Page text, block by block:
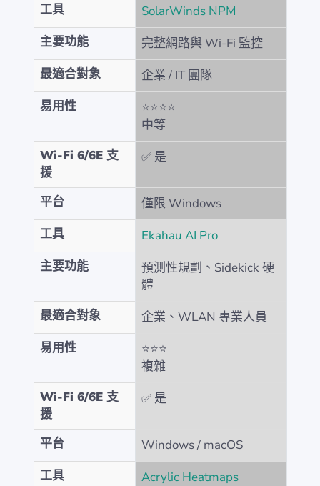
工具
SolarWinds NPM
主要功能
完整網路與 Wi-Fi 監控
最適合對象
企業 / IT 團隊
易用性
⭐⭐⭐⭐
中等
Wi-Fi 6/6E 支
援
✅ 是
平台
僅限 Windows
工具
Ekahau AI Pro
主要功能
預測性規劃、Sidekick 硬
體
最適合對象
企業、WLAN 專業人員
易用性
⭐⭐⭐
複雜
Wi-Fi 6/6E 支
援
✅ 是
平台
Windows / macOS
工具
Acrylic Heatmaps